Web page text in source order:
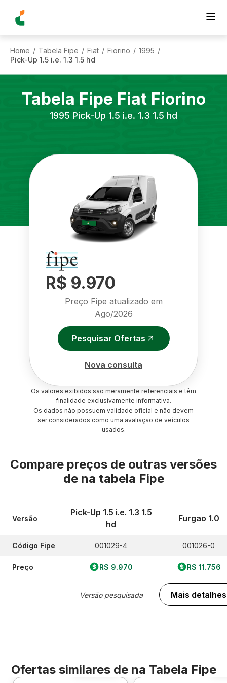
Home / Tabela Fipe / Fiat / Fiorino / 1995 /
Pick-Up 1.5 i.e. 1.3 1.5 hd
Tabela Fipe Fiat Fiorino
1995 Pick-Up 1.5 i.e. 1.3 1.5 hd
R$ 9.970
Preço Fipe atualizado em
Ago/2026
Pesquisar Ofertas
Nova consulta
Os valores exibidos são meramente referenciais e têm
finalidade exclusivamente informativa.
Os dados não possuem validade oficial e não devem
ser considerados como uma avaliação de veículos
usados.
Compare preços de outras versões
de na tabela Fipe
Versão
Código Fipe
Preço
Pick-Up 1.5 i.e. 1.3 1.5
hd
001029-4
R$ 9.970
Versão pesquisada
Furgao 1.0
001026-0
R$ 11.756
Mais detalhes
Ofertas similares de na Tabela Fipe
Foto 360º